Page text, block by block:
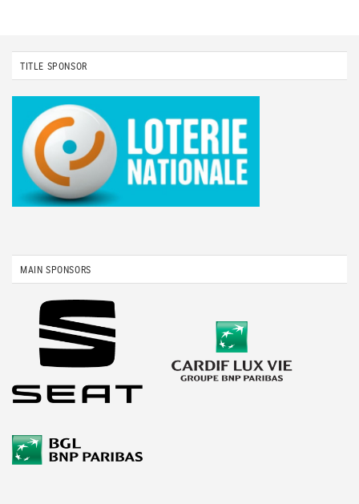
TITLE SPONSOR
MAIN SPONSORS